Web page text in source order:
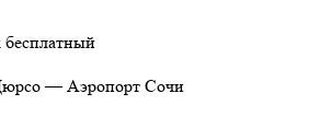
бесплатный
— Аэропорт Сочи